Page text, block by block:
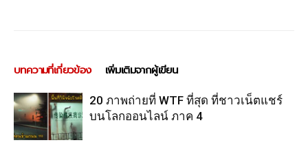
บทความที่เกี่ยวข้อง เพิ่มเติมจากผู้เขียน
20 ภาพถ่ายที่ WTF ที่สุด ที่ชาวเน็ตแชร์
บนโลกออนไลน์ ภาค 4